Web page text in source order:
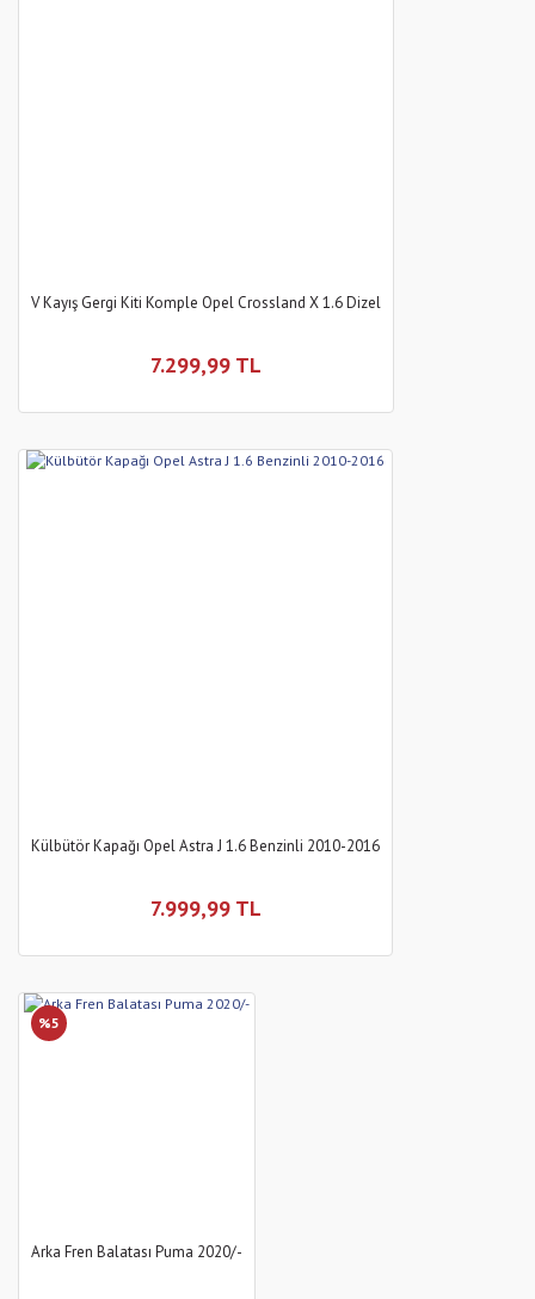
V Kayış Gergi Kiti Komple Opel Crossland X 1.6 Dizel
7.299,99 TL
Külbütör Kapağı Opel Astra J 1.6 Benzinli 2010-2016
7.999,99 TL
%5
Arka Fren Balatası Puma 2020/-